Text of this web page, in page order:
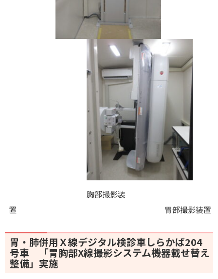
胸部撮影装
置 胃部撮影装置
胃・肺併用Ｘ線デジタル検診車しらかば204
号車 「胃胸部X線撮影システム機器載せ替え
整備」実施